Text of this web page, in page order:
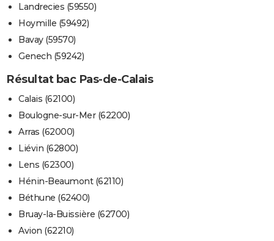
Landrecies (59550)
Hoymille (59492)
Bavay (59570)
Genech (59242)
Résultat bac Pas-de-Calais
Calais (62100)
Boulogne-sur-Mer (62200)
Arras (62000)
Liévin (62800)
Lens (62300)
Hénin-Beaumont (62110)
Béthune (62400)
Bruay-la-Buissière (62700)
Avion (62210)